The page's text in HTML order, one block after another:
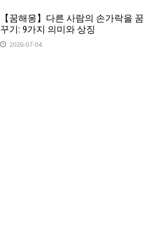
【꿈해몽】다른 사람의 손가락을 꿈
꾸기: 9가지 의미와 상징
2026-07-04